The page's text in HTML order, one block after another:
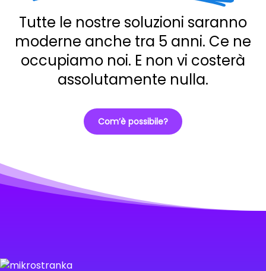
Tutte le nostre soluzioni saranno
moderne anche tra 5 anni. Ce ne
occupiamo noi. E non vi costerà
assolutamente nulla.
Com’è possibile?